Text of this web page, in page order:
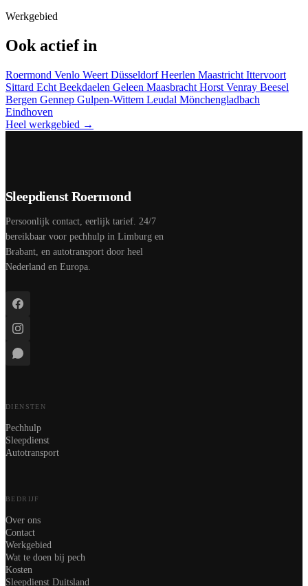
Werkgebied
Ook actief in
Roermond Venlo Weert DüsseldorfHeerlen Maastricht Ittervoort
Sittard Echt Beekdaelen Geleen Maasbracht Horst Venray Beesel
Bergen Gennep Gulpen-Wittem Leudal Mönchengladbach
Eindhoven
Heel werkgebied →
Sleepdienst Roermond
Persoonlijk contact, eerlijk tarief. 24/7
bereikbaar voor pechhulp in Limburg en
Brabant, en autotransport door heel
Nederland en Europa.
DIENSTEN
Pechhulp
Sleepdienst
Autotransport
BEDRIJF
Over ons
Contact
Werkgebied
Wat te doen bij pech
Kosten
Sleepdienst Duitsland